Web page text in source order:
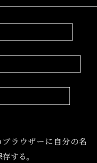
ラウザーに自分の名
する。